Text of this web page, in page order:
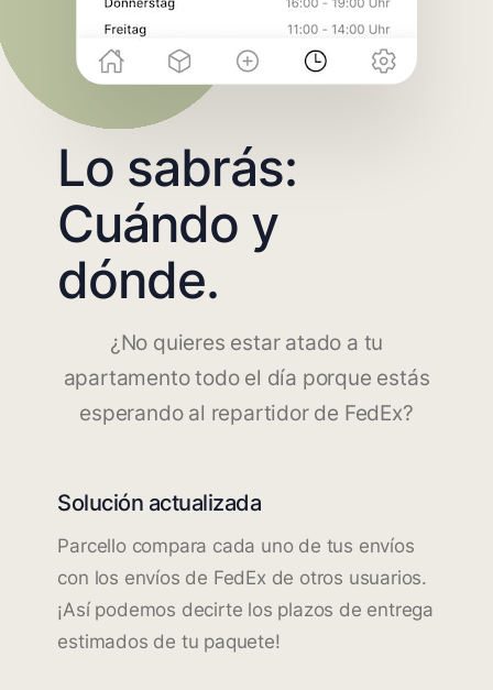
Lo sabrás:
Cuándo y
dónde.
¿No quieres estar atado a tu
apartamento todo el día porque estás
esperando al repartidor de FedEx?
Solución actualizada
Parcello compara cada uno de tus envíos
con los envíos de FedEx de otros usuarios.
¡Así podemos decirte los plazos de entrega
estimados de tu paquete!